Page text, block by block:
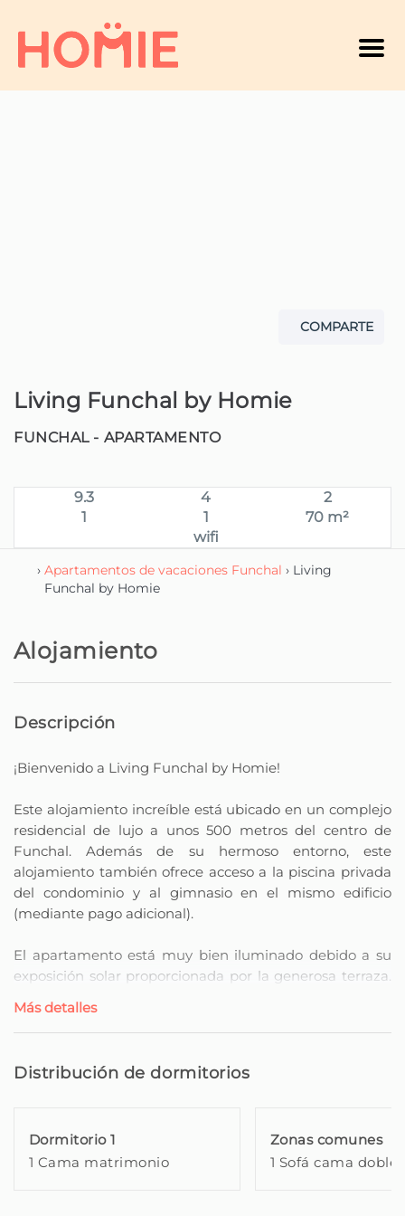
Menu
COMPARTE
Living Funchal by Homie
FUNCHAL - APARTAMENTO
9.3 4
2
1
1
70 m²
wifi
› Apartamentos de vacaciones Funchal › Living
Funchal by Homie
Alojamiento
Descripción
¡Bienvenido a Living Funchal by Homie!
Este alojamiento increíble está ubicado en un complejo
residencial de lujo a unos 500 metros del centro de
Funchal. Además de su hermoso entorno, este
alojamiento también ofrece acceso a la piscina privada
del condominio y al gimnasio en el mismo edificio
(mediante pago adicional).
El apartamento está muy bien iluminado debido a su
exposición solar proporcionada por la generosa terraza.
El balcón es común tanto para el dormitorio principal, la
cocina.
tiene una cama de matrimonio y mucho espacio de
almacenamiento. La sala de estar, a su vez, puede
Más detalles
Distribución de dormitorios
Dormitorio 1
1 Cama matrimonio
Zonas comunes
1 Sofá cama doble